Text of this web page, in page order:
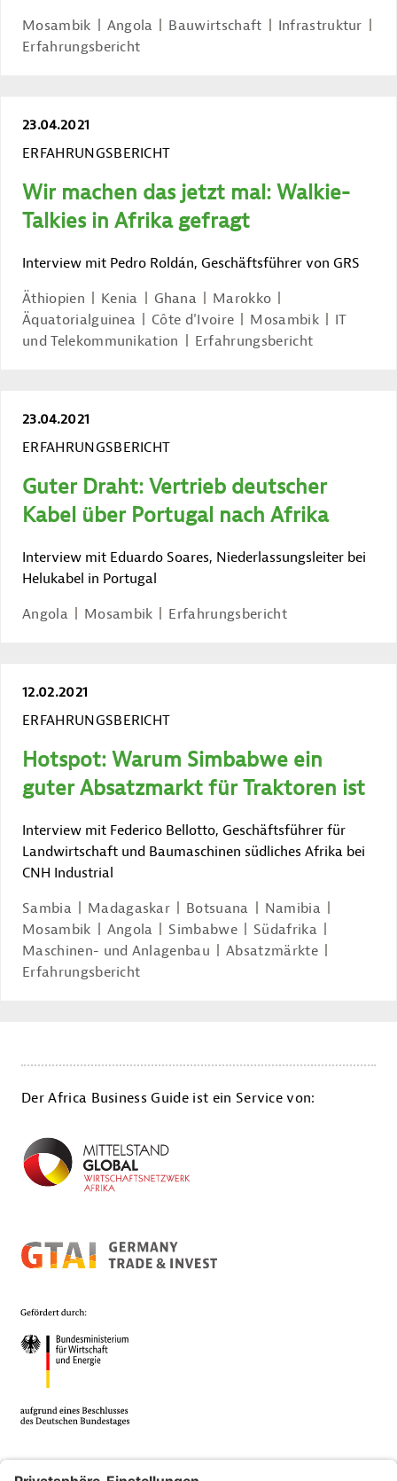
Mosambik
Angola Bauwirtschaft
Infrastruktur
Erfahrungsbericht
23.04.2021
ERFAHRUNGSBERICHT
Wir machen das jetzt mal: Walkie-
Talkies in Afrika gefragt
Interview mit Pedro Roldán, Geschäftsführer von GRS
Äthiopien
Kenia Ghana
Marokko
Äquatorialguinea
Côte d'Ivoire Mosambik
IT
und Telekommunikation
Erfahrungsbericht
23.04.2021
ERFAHRUNGSBERICHT
Guter Draht: Vertrieb deutscher
Kabel über Portugal nach Afrika
Interview mit Eduardo Soares, Niederlassungsleiter bei
Helukabel in Portugal
Angola
Mosambik Erfahrungsbericht
12.02.2021
ERFAHRUNGSBERICHT
Hotspot: Warum Simbabwe ein
guter Absatzmarkt für Traktoren ist
Interview mit Federico Bellotto, Geschäftsführer für
Landwirtschaft und Baumaschinen südliches Afrika bei
CNH Industrial
Sambia
Madagaskar Botsuana
Namibia
Mosambik
Angola Simbabwe
Südafrika
Maschinen- und Anlagenbau
Absatzmärkte
Erfahrungsbericht
Der Africa Business Guide ist ein Service von: